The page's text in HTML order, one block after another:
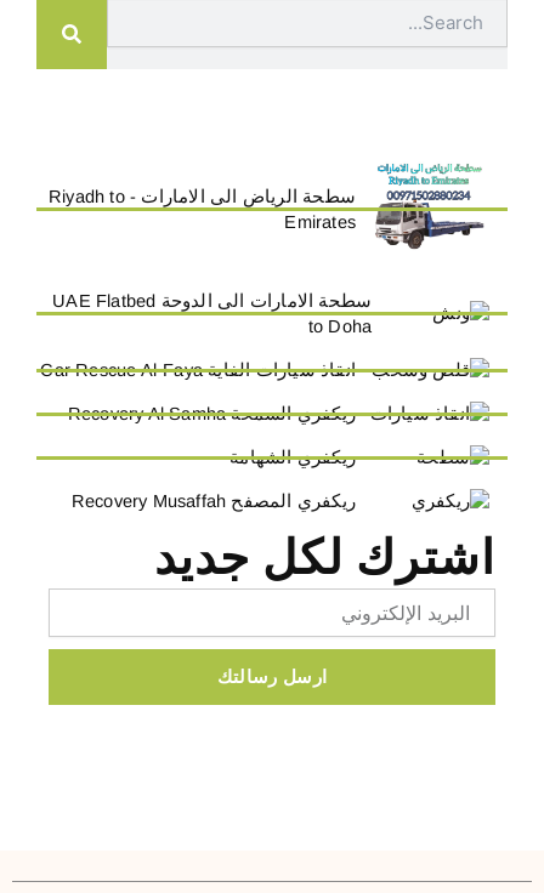
سطحة الرياض الى الامارات - Riyadh to
Emirates
سطحة الامارات الى الدوحة UAE Flatbed
to Doha
انقاذ سيارات الفاية Car Rescue Al-Faya
ريكفري السمحة Recovery Al Samha
ريكفري الشهامة
ريكفري المصفح Recovery Musaffah
اشترك لكل جديد
ارسل رسالتك